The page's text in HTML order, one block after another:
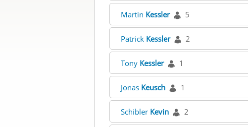
Martin Kessler 5
Patrick Kessler 2
Tony Kessler 1
Jonas Keusch 1
Schibler Kevin 2